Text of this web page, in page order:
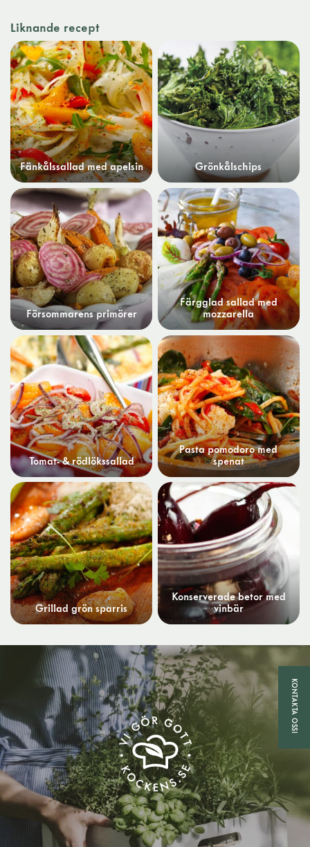
Liknande recept
Fänkålssallad med apelsin Grönkålschips
Försommarens primörer
Färgglad sallad med
mozzarella
Tomat- & rödlökssallad
Pasta pomodoro med
spenat
Grillad grön sparris
Konserverade betor med
vinbär
KONTAKTA OSS!